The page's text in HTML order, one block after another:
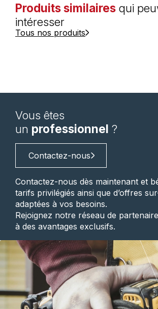
Produits similaires qui
intéresser
Tous nos produits
Vous êtes
un professionnel ?
Contactez-nous
Contactez-nous dès maintenant et
tarifs privilégiés ainsi que d’offres
adaptées à vos besoins.
Rejoignez notre réseau de
à des avantages exclusifs.